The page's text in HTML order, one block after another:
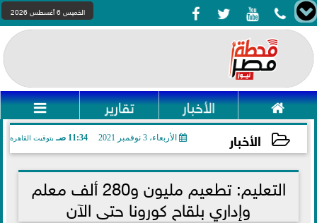
    الخميس 6 أغسطس 2026
 الأخبار تقارير 
الأخبار الأربعاء، 3 نوفمبر 2021 11:34 صـ بتوقيت القاهرة
2021-11-03 11:34:42 التعليم: تطعيم مليون و280 ألف معلم
وإداري بلقاح كورونا حتى الآن